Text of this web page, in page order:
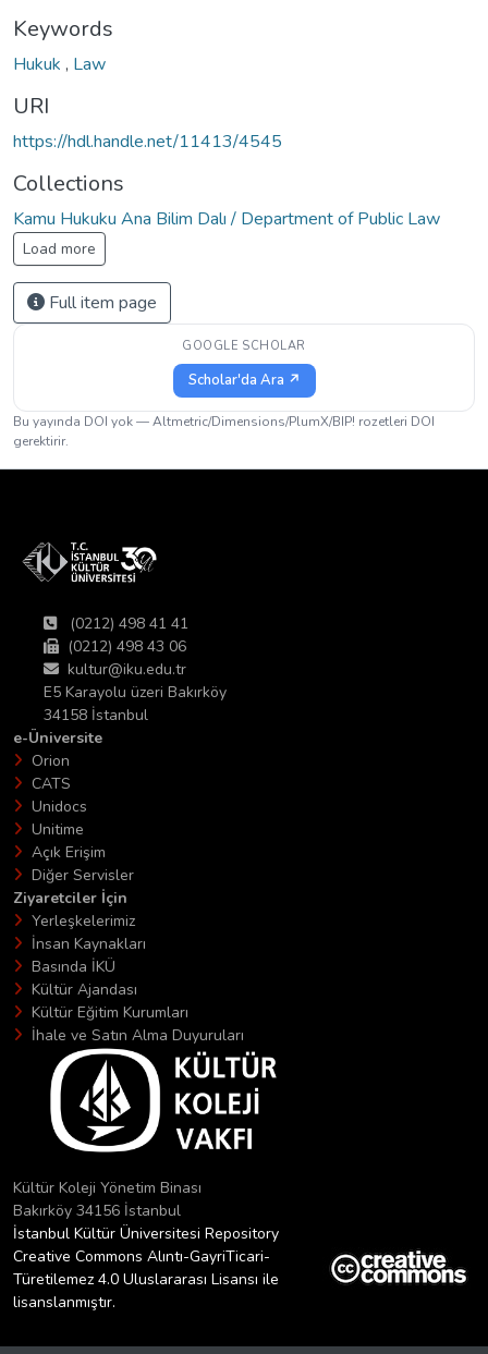
Keywords
Hukuk , Law
URI
https://hdl.handle.net/11413/4545
Collections
Kamu Hukuku Ana Bilim Dalı / Department of Public Law
Load more
Full item page
GOOGLE SCHOLAR
Scholar'da Ara ↗
Bu yayında DOI yok — Altmetric/Dimensions/PlumX/BIP! rozetleri DOI
gerektirir.
(0212) 498 41 41
(0212) 498 43 06
kultur@iku.edu.tr
E5 Karayolu üzeri Bakırköy
34158 İstanbul
e-Üniversite
Orion
CATS
Unidocs
Unitime
Açık Erişim
Diğer Servisler
Ziyaretciler İçin
Yerleşkelerimiz
İnsan Kaynakları
Basında İKÜ
Kültür Ajandası
Kültür Eğitim Kurumları
İhale ve Satın Alma Duyuruları
Kültür Koleji Yönetim Binası
Bakırköy 34156 İstanbul
İstanbul Kültür Üniversitesi Repository
Creative Commons Alıntı-GayriTicari-
Türetilemez 4.0 Uluslararası Lisansı ile
lisanslanmıştır.